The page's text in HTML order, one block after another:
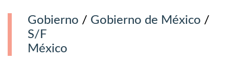
Gobierno / Gobierno de México /
S/F
México